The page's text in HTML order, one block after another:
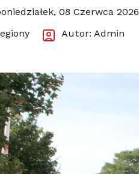
08 Czerwca 2026
Autor: Admin